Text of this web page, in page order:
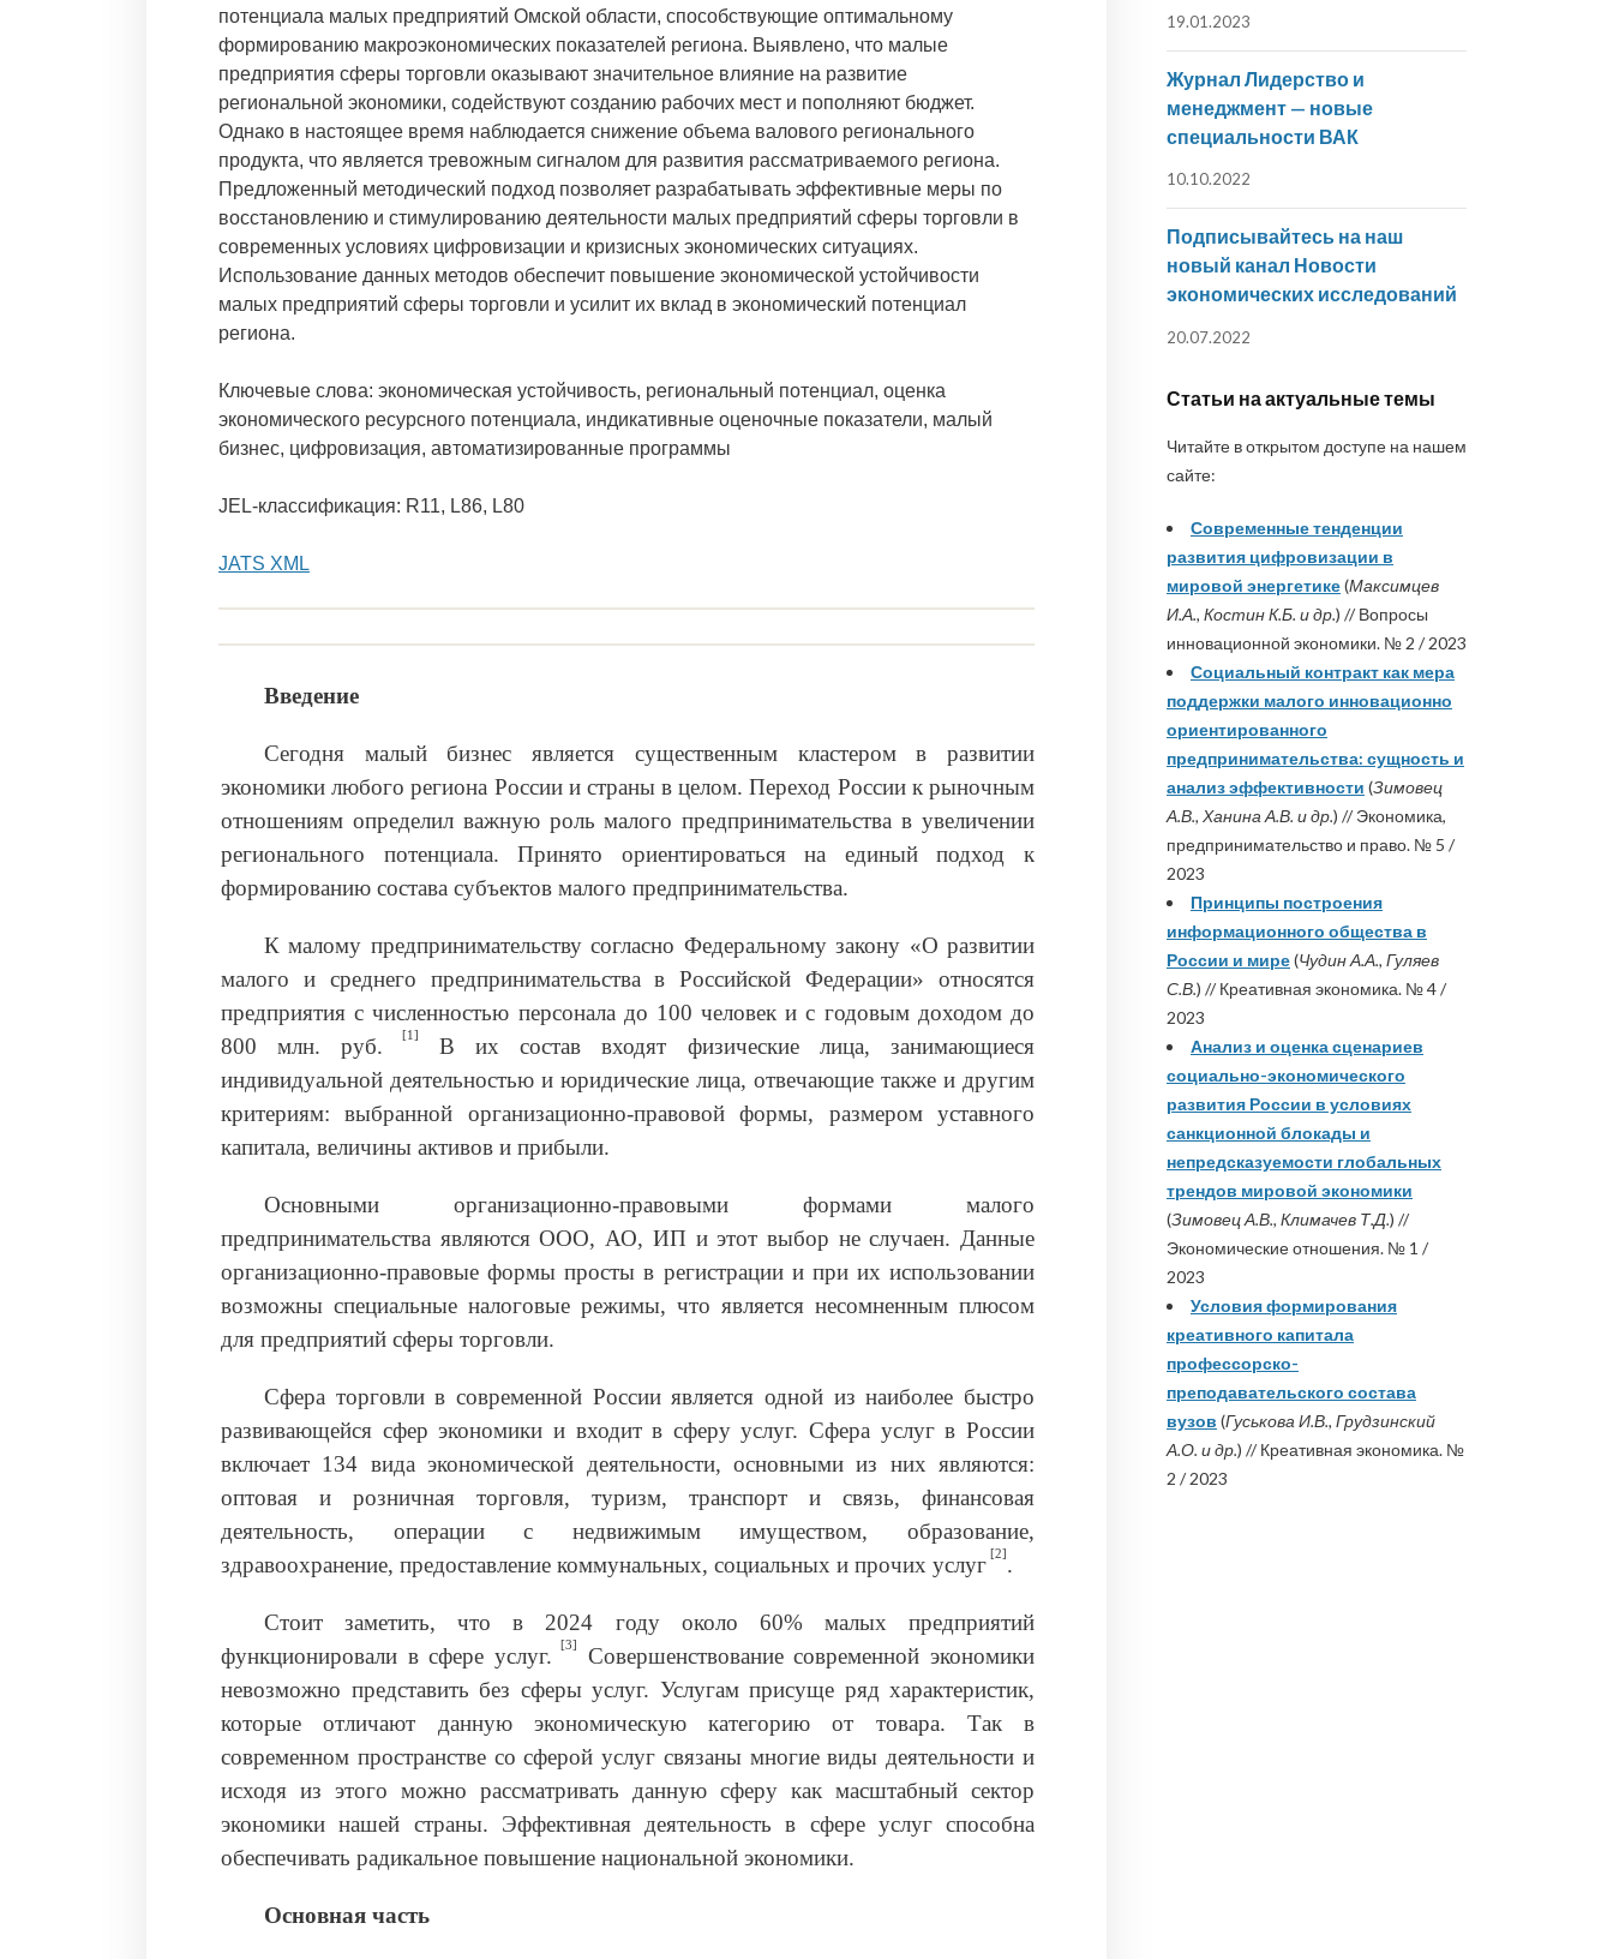
потенциала малых предприятий Омской области, способствующие оптимальному
формированию макроэкономических показателей региона. Выявлено, что малые
предприятия сферы торговли оказывают значительное влияние на развитие
региональной экономики, содействуют созданию рабочих мест и пополняют бюджет.
Однако в настоящее время наблюдается снижение объема валового регионального
продукта, что является тревожным сигналом для развития рассматриваемого региона.
Предложенный методический подход позволяет разрабатывать эффективные меры по
восстановлению и стимулированию деятельности малых предприятий сферы торговли в
современных условиях цифровизации и кризисных экономических ситуациях.
Использование данных методов обеспечит повышение экономической устойчивости
малых предприятий сферы торговли и усилит их вклад в экономический потенциал
региона.
Ключевые слова: экономическая устойчивость, региональный потенциал, оценка
экономического ресурсного потенциала, индикативные оценочные показатели, малый
бизнес, цифровизация, автоматизированные программы
JEL-классификация: R11, L86, L80
JATS XML
Введение
Сегодня малый бизнес является существенным кластером в развитии
экономики любого региона России и страны в целом. Переход России к рыночным
отношениям определил важную роль малого предпринимательства в увеличении
регионального потенциала. Принято ориентироваться на единый подход к
формированию состава субъектов малого предпринимательства.
К малому предпринимательству согласно Федеральному закону «О развитии
малого и среднего предпринимательства в Российской Федерации» относятся
предприятия с численностью персонала до 100 человек и с годовым доходом до
800 млн. руб.
[1]
В их состав входят физические лица, занимающиеся
индивидуальной деятельностью и юридические лица, отвечающие также и другим
критериям: выбранной организационно-правовой формы, размером уставного
капитала, величины активов и прибыли.
Основными организационно-правовыми формами малого
предпринимательства являются ООО, АО, ИП и этот выбор не случаен. Данные
организационно-правовые формы просты в регистрации и при их использовании
возможны специальные налоговые режимы, что является несомненным плюсом
для предприятий сферы торговли.
Сфера торговли в современной России является одной из наиболее быстро
развивающейся сфер экономики и входит в сферу услуг. Сфера услуг в России
включает 134 вида экономической деятельности, основными из них являются:
оптовая и розничная торговля, туризм, транспорт и связь, финансовая
деятельность, операции с недвижимым имуществом, образование,
здравоохранение, предоставление коммунальных, социальных и прочих услуг [2].
Стоит заметить, что в 2024 году около 60% малых предприятий
функционировали в сфере услуг. [3]
Совершенствование современной экономики
невозможно представить без сферы услуг. Услугам присуще ряд характеристик,
которые отличают данную экономическую категорию от товара. Так в
современном пространстве со сферой услуг связаны многие виды деятельности и
исходя из этого можно рассматривать данную сферу как масштабный сектор
экономики нашей страны. Эффективная деятельность в сфере услуг способна
обеспечивать радикальное повышение национальной экономики.
Основная часть
19.01.2023
Журнал Лидерство и
менеджмент — новые
специальности ВАК
10.10.2022
Подписывайтесь на наш
новый канал Новости
экономических исследований
20.07.2022
Статьи на актуальные темы
Читайте в открытом доступе на нашем
сайте:
Современные тенденции
развития цифровизации в
мировой энергетике(Максимцев
И.А., Костин К.Б. и др.) // Вопросы
инновационной экономики. № 2 / 2023
Социальный контракт как мера
поддержки малого инновационно
ориентированного
предпринимательства: сущность и
анализ эффективности (Зимовец
А.В., Ханина А.В. и др.) // Экономика,
предпринимательство и право. № 5 /
2023
Принципы построения
информационного общества в
России и мире(Чудин А.А., Гуляев
С.В.) // Креативная экономика. № 4 /
2023
Анализ и оценка сценариев
социально-экономического
развития России в условиях
санкционной блокады и
непредсказуемости глобальных
трендов мировой экономики
(Зимовец А.В., Климачев Т.Д.) //
Экономические отношения. № 1 /
2023
Условия формирования
креативного капитала
профессорско-
преподавательского состава
вузов (Гуськова И.В., Грудзинский
А.О. и др.) // Креативная экономика. №
2 / 2023